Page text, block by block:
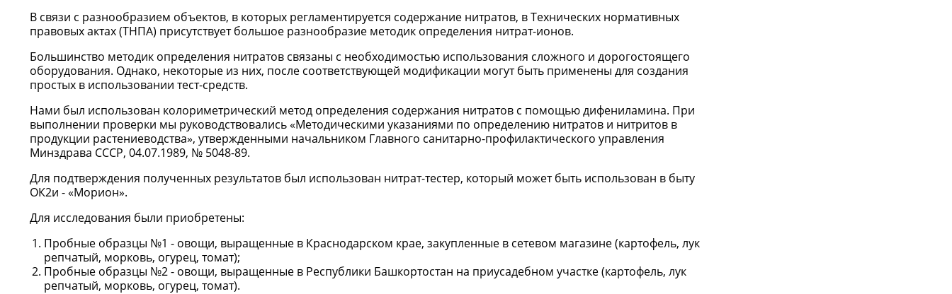
В связи с разнообразием объектов, в которых регламентируется содержание нитратов, в Технических нормативных
правовых актах (ТНПА) присутствует большое разнообразие методик определения нитрат-ионов.
Большинство методик определения нитратов связаны с необходимостью использования сложного и дорогостоящего
оборудования. Однако, некоторые из них, после соответствующей модификации могут быть применены для создания
простых в использовании тест-средств.
Нами был использован колориметрический метод определения содержания нитратов с помощью дифениламина. При
выполнении проверки мы руководствовались «Методическими указаниями по определению нитратов и нитритов в
продукции растениеводства», утвержденными начальником Главного санитарно-профилактического управления
Минздрава СССР, 04.07.1989, № 5048-89.
Для подтверждения полученных результатов был использован нитрат-тестер, который может быть использован в быту
ОК2и - «Морион».
Для исследования были приобретены:
Пробные образцы №1 - овощи, выращенные в Краснодарском крае, закупленные в сетевом магазине (картофель, лук
репчатый, морковь, огурец, томат);
Пробные образцы №2 - овощи, выращенные в Республики Башкортостан на приусадебном участке (картофель, лук
репчатый, морковь, огурец, томат).